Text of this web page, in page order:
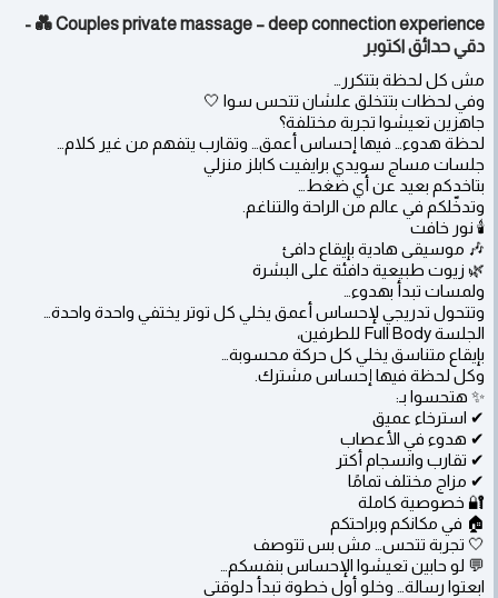
Couples private massage – deep connection experience 💑 -
دقي حدائق اكتوبر
مش كل لحظة بتتكرر…
وفي لحظات بتتخلق علشان تتحس سوا 🤍
جاهزين تعيشوا تجربة مختلفة؟
لحظة هدوء… فيها إحساس أعمق… وتقارب يتفهم من غير كلام…
جلسات مساج سويدي برايفيت كابلز منزلي
بتاخدكم بعيد عن أي ضغط…
وتدخّلكم في عالم من الراحة والتناغم.
🕯️ نور خافت
🎶 موسيقى هادية بإيقاع دافئ
🌿 زيوت طبيعية دافئة على البشرة
ولمسات تبدأ بهدوء…
وتتحول تدريجي لإحساس أعمق يخلي كل توتر يختفي واحدة واحدة…
الجلسة Full Body للطرفين،
بإيقاع متناسق يخلي كل حركة محسوبة…
وكل لحظة فيها إحساس مشترك.
✨ هتحسوا بـ:
✔ استرخاء عميق
✔ هدوء في الأعصاب
✔ تقارب وانسجام أكتر
✔ مزاج مختلف تمامًا
🔐 خصوصية كاملة
🏠 في مكانكم وبراحتكم
🤍 تجربة تتحس… مش بس تتوصف
💬 لو حابين تعيشوا الإحساس بنفسكم…
ابعتوا رسالة… وخلو أول خطوة تبدأ دلوقتي